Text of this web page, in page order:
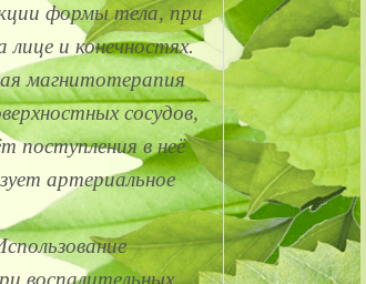
формы тела, при
лице и конечностях.
магнитотерапия
сосудов,
поступления в неё
артериальное
воспалительных